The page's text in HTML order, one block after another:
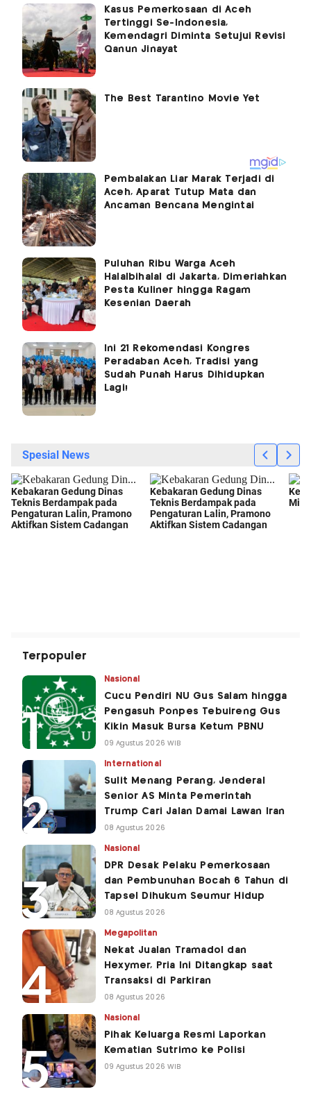
Kasus Pemerkosaan di Aceh
Tertinggi Se-Indonesia,
Kemendagri Diminta Setujui Revisi
Qanun Jinayat
Pembalakan Liar Marak Terjadi di
Aceh, Aparat Tutup Mata dan
Ancaman Bencana Mengintai
Puluhan Ribu Warga Aceh
Halalbihalal di Jakarta, Dimeriahkan
Pesta Kuliner hingga Ragam
Kesenian Daerah
Ini 21 Rekomendasi Kongres
Peradaban Aceh, Tradisi yang
Sudah Punah Harus Dihidupkan
Lagi!
Terpopuler
Nasional
Cucu Pendiri NU Gus Salam hingga
Pengasuh Ponpes Tebuireng Gus
Kikin Masuk Bursa Ketum PBNU
09 Agustus 2026 WIB
International
Sulit Menang Perang, Jenderal
Senior AS Minta Pemerintah
Trump Cari Jalan Damai Lawan Iran
08 Agustus 2026
Nasional
DPR Desak Pelaku Pemerkosaan
dan Pembunuhan Bocah 6 Tahun di
Tapsel Dihukum Seumur Hidup
08 Agustus 2026
Megapolitan
Nekat Jualan Tramadol dan
Hexymer, Pria Ini Ditangkap saat
Transaksi di Parkiran
08 Agustus 2026
Nasional
Pihak Keluarga Resmi Laporkan
Kematian Sutrimo ke Polisi
09 Agustus 2026 WIB